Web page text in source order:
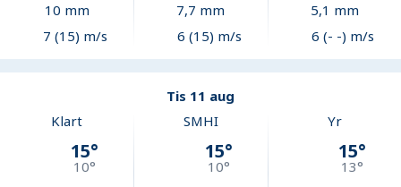
10 mm
7 (15) m/s
7,7 mm
6 (15) m/s
5,1 mm
6 (- -) m/s
Tis 11 aug
Klart
15°
10°
SMHI
15°
10°
Yr
15°
13°